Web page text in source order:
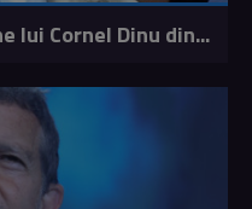
lui Cornel Dinu din...